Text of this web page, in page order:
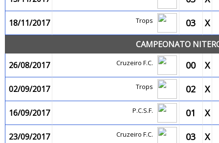
18/11/2017 Trops 03 X
CAMPEONATO
26/08/2017
Cruzeiro F.C. 00 X
02/09/2017 Trops 02 X
16/09/2017 P.C.S.F. 01 X
23/09/2017 Cruzeiro F.C. 03 X